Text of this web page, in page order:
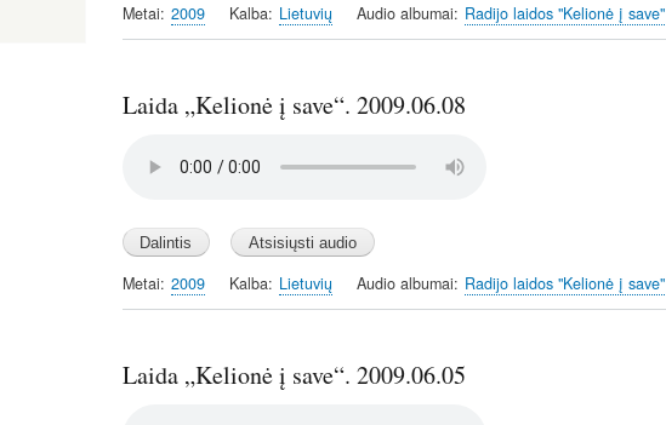
Metai 2009 Kalba Lietuvių Audio albumai Radijo laidos "Kelionė į save"
Laida „Kelionė į save“. 2009.06.08
Metai 2009 Kalba Lietuvių Audio albumai Radijo laidos "Kelionė į save"
Laida „Kelionė į save“. 2009.06.05